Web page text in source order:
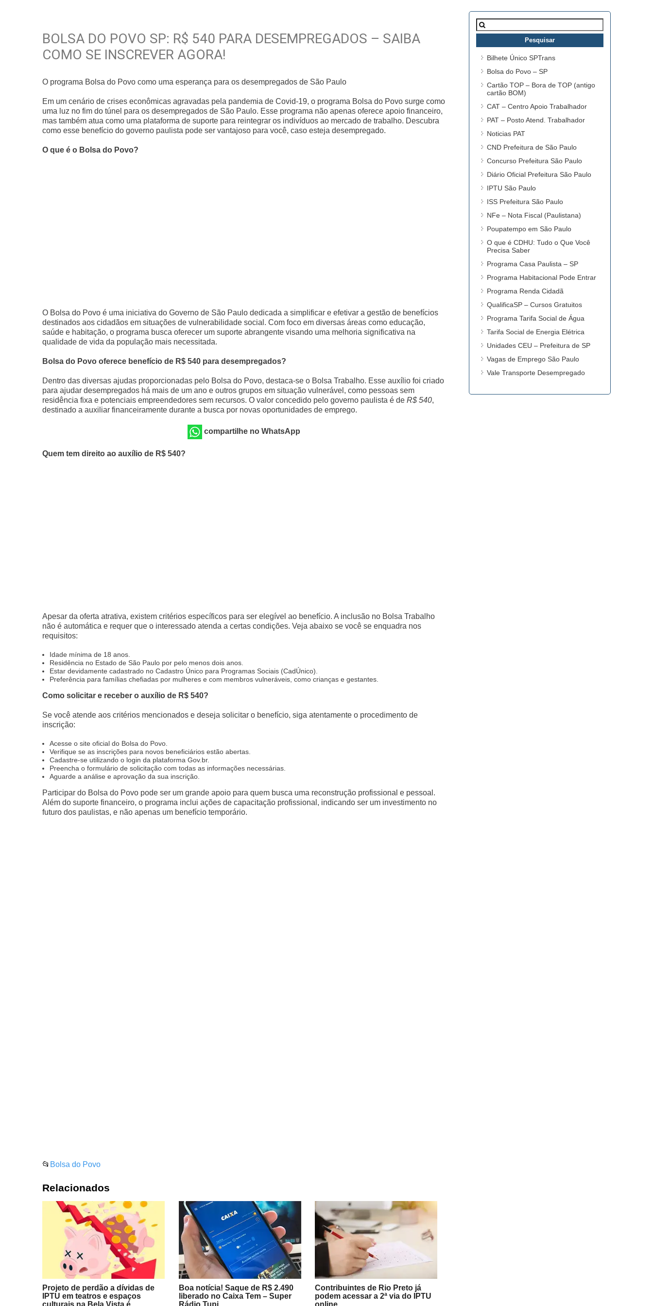
BOLSA DO POVO SP: R$ 540 PARA DESEMPREGADOS – SAIBA
COMO SE INSCREVER AGORA!
O programa Bolsa do Povo como uma esperança para os desempregados de São Paulo
Em um cenário de crises econômicas agravadas pela pandemia de Covid-19, o programa Bolsa do Povo surge como
uma luz no fim do túnel para os desempregados de São Paulo. Esse programa não apenas oferece apoio financeiro,
mas também atua como uma plataforma de suporte para reintegrar os indivíduos ao mercado de trabalho. Descubra
como esse benefício do governo paulista pode ser vantajoso para você, caso esteja desempregado.
O que é o Bolsa do Povo?
O Bolsa do Povo é uma iniciativa do Governo de São Paulo dedicada a simplificar e efetivar a gestão de benefícios
destinados aos cidadãos em situações de vulnerabilidade social. Com foco em diversas áreas como educação,
saúde e habitação, o programa busca oferecer um suporte abrangente visando uma melhoria significativa na
qualidade de vida da população mais necessitada.
Bolsa do Povo oferece benefício de R$ 540 para desempregados?
Dentro das diversas ajudas proporcionadas pelo Bolsa do Povo, destaca-se o Bolsa Trabalho. Esse auxílio foi criado
para ajudar desempregados há mais de um ano e outros grupos em situação vulnerável, como pessoas sem
residência fixa e potenciais empreendedores sem recursos. O valor concedido pelo governo paulista é de R$ 540,
destinado a auxiliar financeiramente durante a busca por novas oportunidades de emprego.
compartilhe no WhatsApp
Quem tem direito ao auxílio de R$ 540?
Apesar da oferta atrativa, existem critérios específicos para ser elegível ao benefício. A inclusão no Bolsa Trabalho
não é automática e requer que o interessado atenda a certas condições. Veja abaixo se você se enquadra nos
requisitos:
Idade mínima de 18 anos.
Residência no Estado de São Paulo por pelo menos dois anos.
Estar devidamente cadastrado no Cadastro Único para Programas Sociais (CadÚnico).
Preferência para famílias chefiadas por mulheres e com membros vulneráveis, como crianças e gestantes.
Como solicitar e receber o auxílio de R$ 540?
Se você atende aos critérios mencionados e deseja solicitar o benefício, siga atentamente o procedimento de
inscrição:
Acesse o site oficial do Bolsa do Povo.
Verifique se as inscrições para novos beneficiários estão abertas.
Cadastre-se utilizando o login da plataforma Gov.br.
Preencha o formulário de solicitação com todas as informações necessárias.
Aguarde a análise e aprovação da sua inscrição.
Participar do Bolsa do Povo pode ser um grande apoio para quem busca uma reconstrução profissional e pessoal.
Além do suporte financeiro, o programa inclui ações de capacitação profissional, indicando ser um investimento no
futuro dos paulistas, e não apenas um benefício temporário.
📂 Bolsa do Povo
Relacionados
Projeto de perdão a dívidas de
IPTU em teatros e espaços
culturais na Bela Vista é
Boa notícia! Saque de R$ 2.490
liberado no Caixa Tem – Super
Rádio Tupi
Contribuintes de Rio Preto já
podem acessar a 2ª via do IPTU
online
Pesquisar
por:
Bilhete Único SPTrans
Bolsa do Povo – SP
Cartão TOP – Bora de TOP (antigo
cartão BOM)
CAT – Centro Apoio Trabalhador
PAT – Posto Atend. Trabalhador
Noticias PAT
CND Prefeitura de São Paulo
Concurso Prefeitura São Paulo
Diário Oficial Prefeitura São Paulo
IPTU São Paulo
ISS Prefeitura São Paulo
NFe – Nota Fiscal (Paulistana)
Poupatempo em São Paulo
O que é CDHU: Tudo o Que Você
Precisa Saber
Programa Casa Paulista – SP
Programa Habitacional Pode Entrar
Programa Renda Cidadã
QualificaSP – Cursos Gratuitos
Programa Tarifa Social de Água
Tarifa Social de Energia Elétrica
Unidades CEU – Prefeitura de SP
Vagas de Emprego São Paulo
Vale Transporte Desempregado